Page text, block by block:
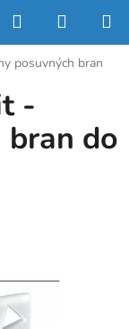
Hledat
KOŠÍK
posuvných bran
-
bran do